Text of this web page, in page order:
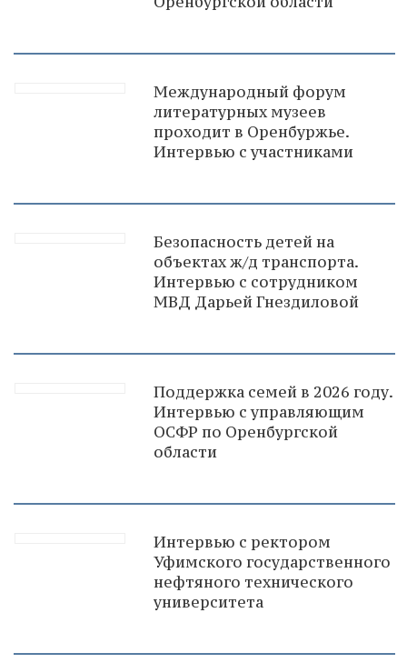
Международный форум
литературных музеев
проходит в Оренбуржье.
Интервью с участниками
Безопасность детей на
объектах ж/д транспорта.
Интервью с сотрудником
МВД Дарьей Гнездиловой
Поддержка семей в 2026 году.
Интервью с управляющим
ОСФР по Оренбургской
области
Интервью с ректором
Уфимского государственного
нефтяного технического
университета